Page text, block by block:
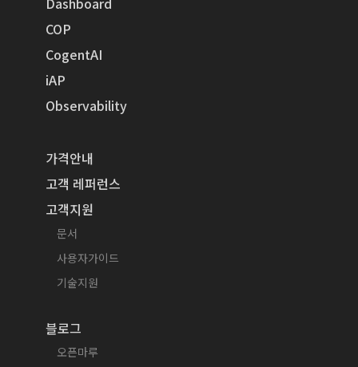
COP
CogentAI
iAP
Observability
가격안내
고객 레퍼런스
고객지원
문서
사용자가이드
기술지원
블로그
오픈마루